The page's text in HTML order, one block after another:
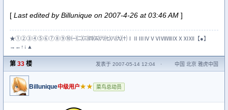
[ Last edited by Billunique on 2007-4-26 at 03:46 AM ]
★①②③④⑤⑥⑦⑧⑨⑩㈠㈡㈢㈣㈤㈥㈦㈧㈨㈩ⅠⅡⅢⅣⅤⅥⅦⅧⅨⅩⅪⅫ【●】
→←↑↓▲
第 33 楼 发表于 2007-05-14 12:04 · 中国 北京 雅虎中国
Billunique中级用户★★ 菜鸟总动员